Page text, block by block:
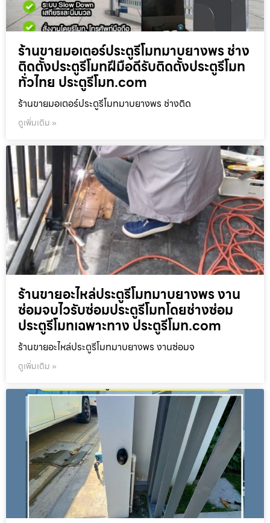
ร้านขายมอเตอร์ประตูรีโมทมาบยางพร ช่าง
ติดตั้งประตูรีโมทฝีมือดีรับติดตั้งประตูรีโมท
ทั่วไทย ประตูรีโมท.com
ร้านขายมอเตอร์ประตูรีโมทมาบยางพร ช่างติด
ดูเพิ่มเติม »
ร้านขายอะไหล่ประตูรีโมทมาบยางพร งาน
ซ่อมจบไวรับซ่อมประตูรีโมทโดยช่างซ่อม
ประตูรีโมทเฉพาะทาง ประตูรีโมท.com
ร้านขายอะไหล่ประตูรีโมทมาบยางพร งานซ่อมจ
ดูเพิ่มเติม »